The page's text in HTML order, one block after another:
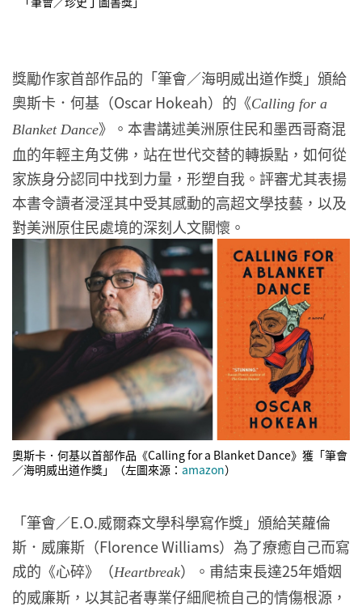
獎勵作家首部作品的「筆會／海明威出道作獎」頒給
奧斯卡．何基（Oscar Hokeah）的《Calling for a
Blanket Dance》。本書講述美洲原住民和墨西哥裔混
血的年輕主角艾佛，站在世代交替的轉捩點，如何從
家族身分認同中找到力量，形塑自我。評審尤其表揚
本書令讀者浸淫其中受其感動的高超文學技藝，以及
對美洲原住民處境的深刻人文關懷。
奧斯卡．何基以首部作品《Calling for a Blanket Dance》獲「筆會
／海明威出道作獎」（左圖來源： amazon）
「筆會／E.O.威爾森文學科學寫作獎」頒給芙蘿倫
斯．威廉斯（Florence Williams）為了療癒自己而寫
成的《心碎》（Heartbreak）。甫結束長達25年婚姻
的威廉斯，以其記者專業仔細爬梳自己的情傷根源，